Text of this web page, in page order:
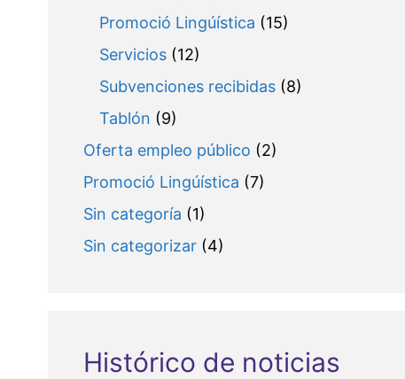
Promoció Lingúística (15)
Servicios(12)
Subvenciones recibidas(8)
Tablón (9)
Oferta empleo público (2)
Promoció Lingúística (7)
Sin categoría (1)
Sin categorizar(4)
Histórico de noticias